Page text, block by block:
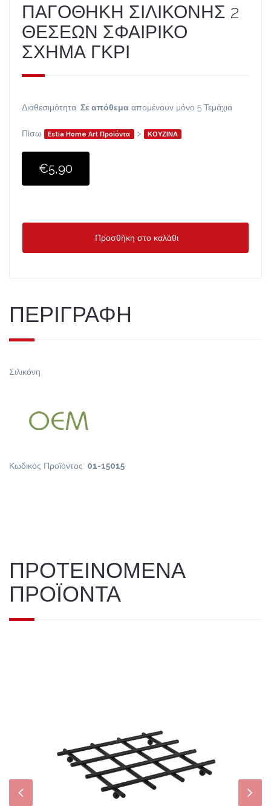
ΠΑΓΟΘΗΚΗ ΣΙΛΙΚΟΝΗΣ 2
ΘΕΣΕΩΝ ΣΦΑΙΡΙΚΟ
ΣΧΗΜΑ ΓΚΡΙ
Διαθεσιμότητα: Σε απόθεμα απομένουν μόνο 5 Τεμάχια
Πίσω Estia Home Art Προϊόντα > ΚΟΥΖΙΝΑ
€5,90
Προσθήκη στο καλάθι
ΠΕΡΙΓΡΑΦΗ
Σιλικόνη
Κωδικός Προϊόντος: 01-15015
ΠΡΟΤΕΙΝΟΜΕΝΑ
ΠΡΟΪΟΝΤΑ